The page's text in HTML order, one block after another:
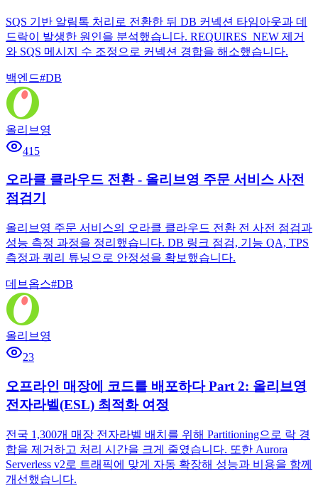
SQS 기반 알림톡 처리로 전환한 뒤 DB 커넥션 타임아웃과 데
드락이 발생한 원인을 분석했습니다. REQUIRES_NEW 제거
와 SQS 메시지 수 조정으로 커넥션 경합을 해소했습니다.
백엔드#DB
올리브영
415
오라클 클라우드 전환 - 올리브영 주문 서비스 사전
점검기
올리브영 주문 서비스의 오라클 클라우드 전환 전 사전 점검과
성능 측정 과정을 정리했습니다. DB 링크 점검, 기능 QA, TPS
측정과 쿼리 튜닝으로 안정성을 확보했습니다.
데브옵스#DB
올리브영
23
오프라인 매장에 코드를 배포하다 Part 2: 올리브영
전자라벨(ESL) 최적화 여정
전국 1,300개 매장 전자라벨 배치를 위해 Partitioning으로 락 경
합을 제거하고 처리 시간을 크게 줄였습니다. 또한 Aurora
Serverless v2로 트래픽에 맞게 자동 확장해 성능과 비용을 함께
개선했습니다.